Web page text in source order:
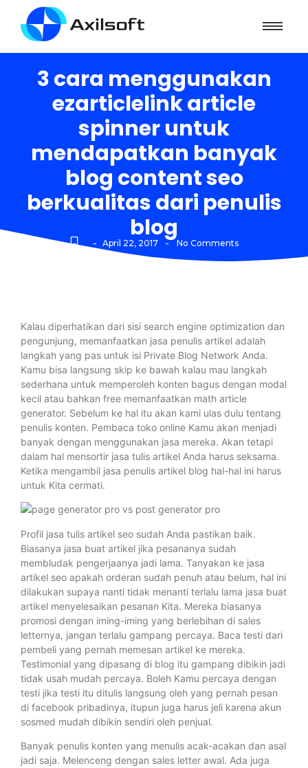
3 cara menggunakan
ezarticlelink article
spinner untuk
mendapatkan banyak
blog content seo
berkualitas dari penulis
blog
- April 22, 2017 - No Comments
Kalau diperhatikan dari sisi search engine optimization dan
pengunjung, memanfaatkan jasa penulis artikel adalah
langkah yang pas untuk isi Private Blog Network Anda.
Kamu bisa langsung skip ke bawah kalau mau langkah
sederhana untuk memperoleh konten bagus dengan modal
kecil atau bahkan free memanfaatkan math article
generator. Sebelum ke hal itu akan kami ulas dulu tentang
penulis konten. Pembaca toko online Kamu akan menjadi
banyak dengan menggunakan jasa mereka. Akan tetapi
dalam hal mensortir jasa tulis artikel Anda harus seksama.
Ketika mengambil jasa penulis artikel blog hal-hal ini harus
untuk Kita cermati.
Profil jasa tulis artikel seo sudah Anda pastikan baik.
Biasanya jasa buat artikel jika pesananya sudah
membludak pengerjaanya jadi lama. Tanyakan ke jasa
artikel seo apakah orderan sudah penuh atau belum, hal ini
dilakukan supaya nanti tidak menanti terlalu lama jasa buat
artikel menyelesaikan pesanan Kita. Mereka biasanya
promosi dengan iming-iming yang berlebihan di sales
letternya, jangan terlalu gampang percaya. Baca testi dari
pembeli yang pernah memesan artikel ke mereka.
Testimonial yang dipasang di blog itu gampang dibikin jadi
tidak usah mudah percaya. Boleh Kamu percaya dengan
testi jika testi itu ditulis langsung oleh yang pernah pesan
di facebook pribadinya, itupun juga harus jeli karena akun
sosmed mudah dibikin sendiri oleh penjual.
Banyak penulis konten yang menulis acak-acakan dan asal
jadi saja. Melenceng dengan sales letter awal. Ada juga